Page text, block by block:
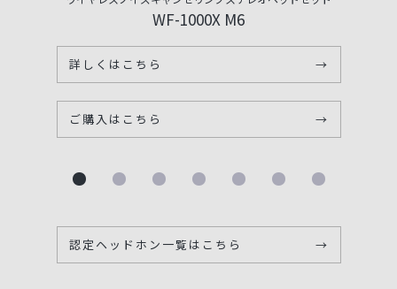
WF-1000X M6
詳しくはこちら →
ご購入はこちら →
認定ヘッドホン一覧はこちら →